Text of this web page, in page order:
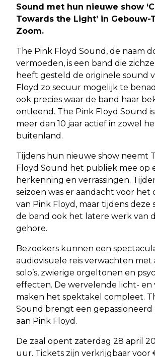
Sound met hun nieuwe show
Towards the Light’ in Gebouw-
Zoom.
The Pink Floyd Sound, de naam
vermoeden, is een band die
heeft gesteld de originele sound
Floyd zo secuur mogelijk te
ook precies waar de band haar
ontleend. The Pink Floyd Sound is
meer dan 10 jaar actief in zowel
buitenland.
Tijdens hun nieuwe show neemt
Floyd Sound het publiek mee op
herkenning en verrassingen.
seizoen was er aandacht voor
van Pink Floyd, maar tijdens deze
de band ook het latere werk van
gehore.
Bezoekers kunnen een
audiovisuele reis verwachten met
solo’s, zwierige orgeltonen en
effecten. De wervelende licht- en
maken het spektakel compleet.
Sound brengt een
aan Pink Floyd.
De zaal opent zaterdag 28 april
uur. Tickets zijn verkrijgbaar voor